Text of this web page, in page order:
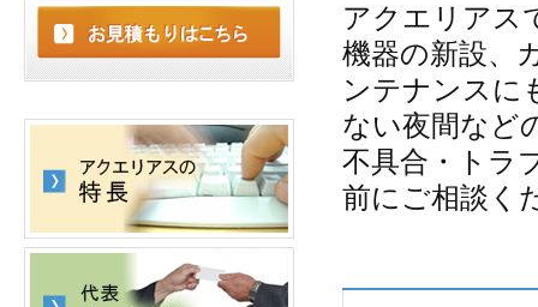
アクエリアス
機器の新設、
ンテナンスに
ない夜間など
不具合・トラ
前にご相談く